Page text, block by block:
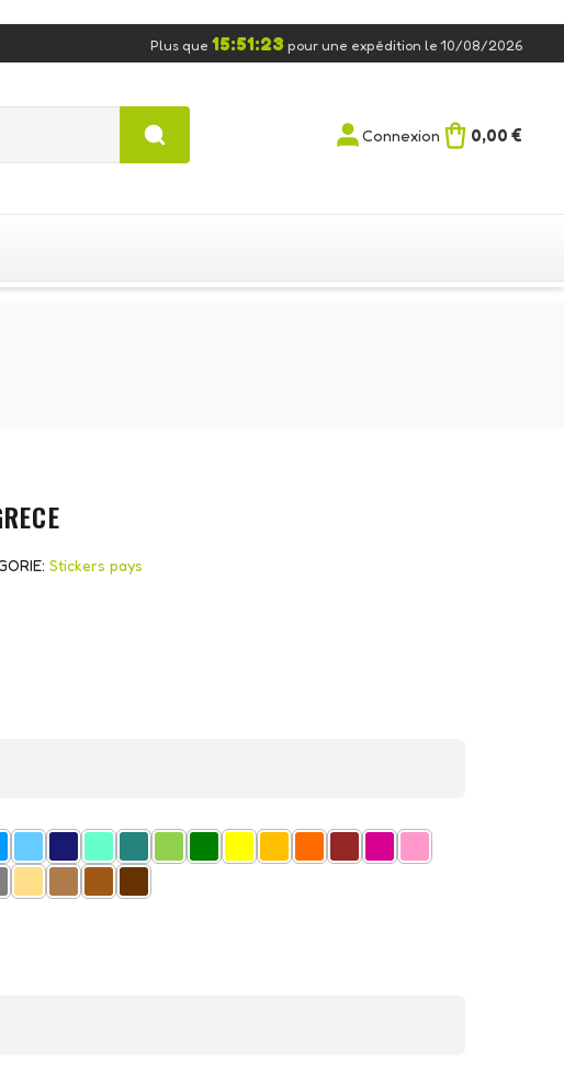
Plus que 15:51:23 pour une expédition le 10/08/2026
Connexion 0,00 €
Stickers pays